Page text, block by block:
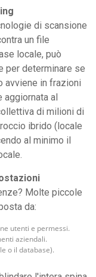
di scansione
un file
locale, può
per determinare se
avviene in frazioni
aggiornata al
di milioni di
ibrido (locale
al minimo il
Molte piccole
da:
utenti e permessi.
aziendali.
o il database).